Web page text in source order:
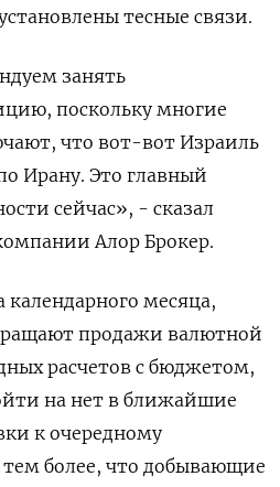
тесные связи.
занять
поскольку многие
что вот-вот Израиль
Ирану. Это главный
сейчас», - сказал
Алор Брокер.
календарного месяца,
продажи валютной
расчетов с бюджетом,
на нет в ближайшие
к очередному
более, что добывающие